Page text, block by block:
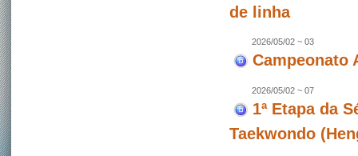
de linha
2026/05/02 ~ 03
Campeonato
2026/05/02 ~ 07
1ª Etapa da
Taekwondo